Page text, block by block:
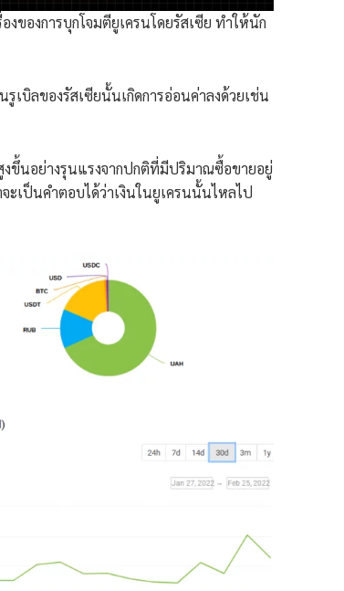
งของการบุกโจมตียูเครนโดยรัสเซีย ทำให้นัก
เบิลของรัสเซียนั้นเกิดการอ่อนค่าลงด้วยเช่น
ขึ้นอย่างรุนแรงจากปกติที่มีปริมาณซื้อขายอยู่
ะเป็นคำตอบได้ว่าเงินในยูเครนนั้นไหลไป